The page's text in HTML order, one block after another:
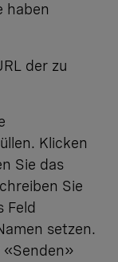
haben
der zu
Klicken
Sie das
Sie
Feld
setzen.
«Senden»